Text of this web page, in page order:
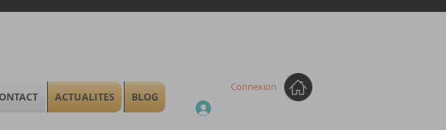
Connexion
ACTUALITES BLOG